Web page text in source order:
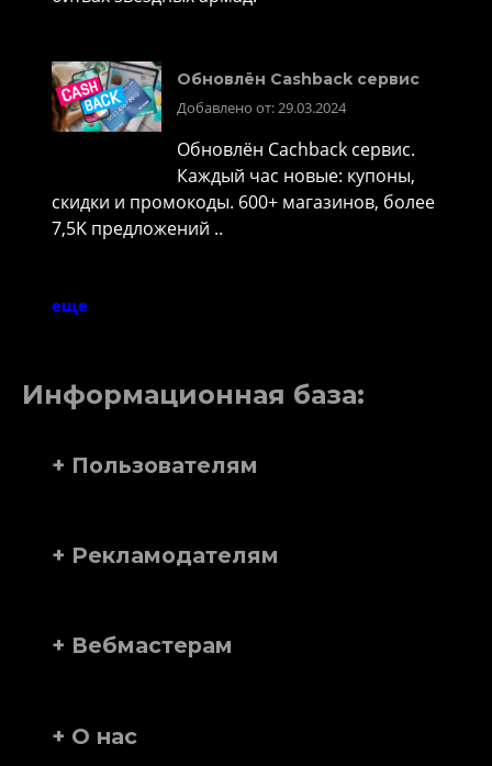
Обновлён Cashback сервис
Добавлено от: 29.03.2024
Обновлён Cachback сервис.
Каждый час новые: купоны,
скидки и промокоды. 600+ магазинов, более
7,5K предложений ..
еще
Информационная база:
+ Пользователям
+ Рекламодателям
+ Вебмастерам
+ О нас